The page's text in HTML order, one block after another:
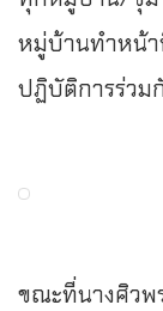
หมู่บ้านทำหน้า
ปฏิบัติการร่วม
ขณะที่นางศิวพ